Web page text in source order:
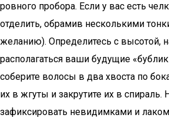
ровного пробора. Если у вас есть
отделить, обрамив несколькими
желанию). Определитесь с высотой,
располагаться ваши будущие
соберите волосы в два хвоста по
их в жгуты и закрутите их в спираль.
зафиксировать невидимками и